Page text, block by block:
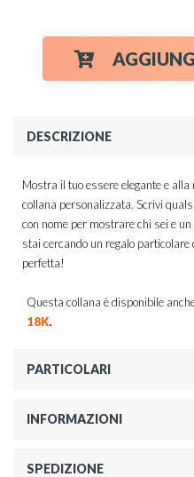
DESCRIZIONE
Mostra il tuo essere elegante e
collana personalizzata. Scrivi
con nome per mostrare chi sei e un
stai cercando un regalo particolare
perfetta!
Questa collana è disponibile
18K.
PARTICOLARI
INFORMAZIONI
SPEDIZIONE